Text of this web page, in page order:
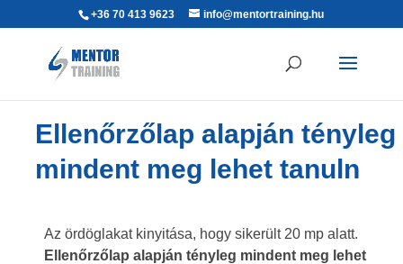
+36 70 413 9623 info@mentortraining.hu
Ellenőrzőlap alapján tényleg
mindent meg lehet tanuln
Az ördöglakat kinyitása, hogy sikerült 20 mp alatt.
Ellenőrzőlap alapján tényleg mindent meg lehet